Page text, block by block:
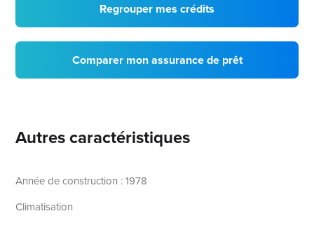
Regrouper mes crédits
Comparer mon assurance de prêt
Autres caractéristiques
Année de construction : 1978
Climatisation